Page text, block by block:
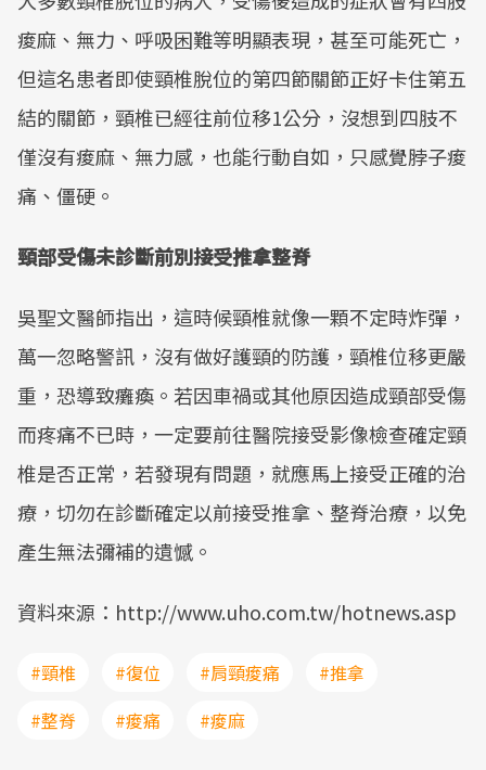
Mute
痠麻、無力、呼吸困難等明顯表現，甚至可能死亡，
但這名患者即使頸椎脫位的第四節關節正好卡住第五
結的關節，頸椎已經往前位移1公分，沒想到四肢不
僅沒有痠麻、無力感，也能行動自如，只感覺脖子痠
痛、僵硬。
頸部受傷未診斷前別接受推拿整脊
吳聖文醫師指出，這時候頸椎就像一顆不定時炸彈，
萬一忽略警訊，沒有做好護頸的防護，頸椎位移更嚴
重，恐導致癱瘓。若因車禍或其他原因造成頸部受傷
而疼痛不已時，一定要前往醫院接受影像檢查確定頸
椎是否正常，若發現有問題，就應馬上接受正確的治
療，切勿在診斷確定以前接受推拿、整脊治療，以免
產生無法彌補的遺憾。
資料來源：http://www.uho.com.tw/hotnews.asp
#頸椎 #復位 #肩頸痠痛
#推拿
#整脊
#痠痛 #痠麻